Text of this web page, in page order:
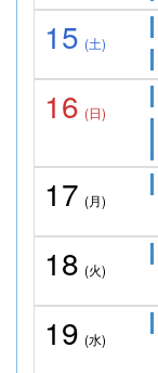
15 (土)
16 (日)
17 (月)
18 (火)
19 (水)